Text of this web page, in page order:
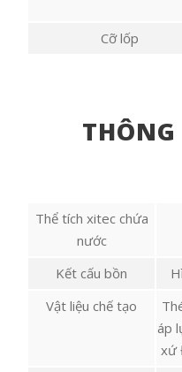
Cỡ lốp
THÔNG
Thể tích xitec chứa
nước
Kết cấu bồn
Vật liệu chế tạo
áp
xứ